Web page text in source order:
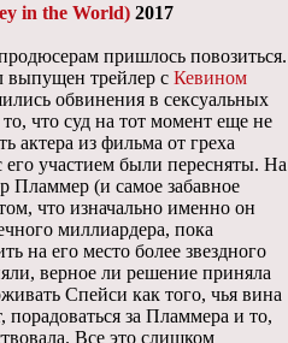
in the World) 2017
пришлось повозиться.
выпущен трейлер с Кевином
обвинения в сексуальных
что суд на тот момент еще не
актера из фильма от греха
участием были пересняты. На
Пламмер (и самое забавное
что изначально именно он
миллиардера, пока
на его место более звездного
верное ли решение приняла
Спейси как того, чья вина
порадоваться за Пламмера и то,
Все это слишком